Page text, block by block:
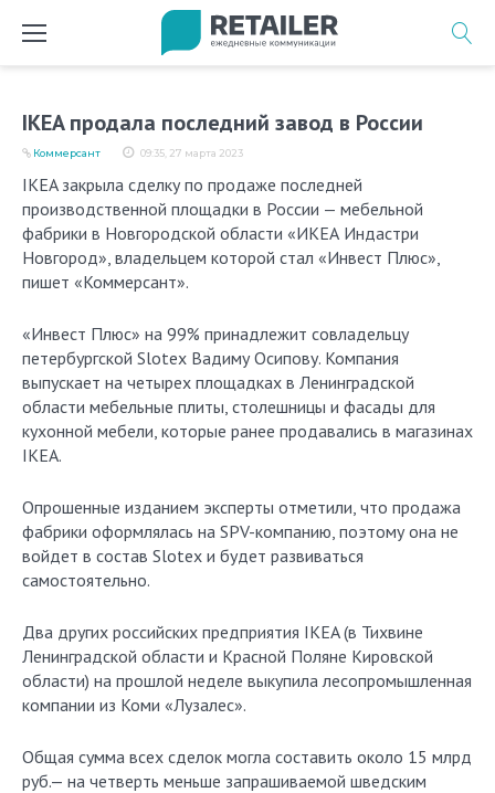
IKEA продала последний завод в России
09:35, 27 марта 2023
Коммерсант
IKEA закрыла сделку по продаже последней
производственной площадки в России — мебельной
фабрики в Новгородской области «ИКЕА Индастри
Новгород», владельцем которой стал «Инвест Плюс»,
пишет «Коммерсант».
«Инвест Плюс» на 99% принадлежит совладельцу
петербургской Slotex Вадиму Осипову. Компания
выпускает на четырех площадках в Ленинградской
области мебельные плиты, столешницы и фасады для
кухонной мебели, которые ранее продавались в магазинах
IKEA.
Опрошенные изданием эксперты отметили, что продажа
фабрики оформлялась на SPV-компанию, поэтому она не
войдет в состав Slotex и будет развиваться
самостоятельно.
Два других российских предприятия IKEA (в Тихвине
Ленинградской области и Красной Поляне Кировской
области) на прошлой неделе выкупила лесопромышленная
компании из Коми «Лузалес».
Общая сумма всех сделок могла составить около 15 млрд
руб.— на четверть меньше запрашиваемой шведским